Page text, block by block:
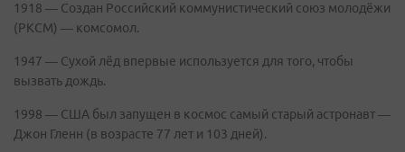
1918 — Создан Российский коммунистический союз молодёжи
(РКСМ) — комсомол.
1947 — Сухой лёд впервые используется для того, чтобы
вызвать дождь.
1998 — США был запущен в космос самый старый астронавт —
Джон Гленн (в возрасте 77 лет и 103 дней).